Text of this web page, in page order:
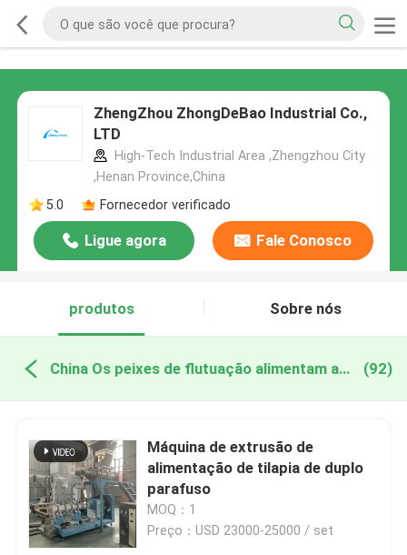
ZhengZhou ZhongDeBao Industrial Co.,
LTD
High-Tech Industrial Area ,Zhengzhou City
,Henan Province,China
5.0
Fornecedor verificado
Ligue agora Fale Conosco
produtos Sobre nós
China Os peixes de flutuação alimentam a linha de produção (92)
Máquina de extrusão de
alimentação de tilapia de duplo
parafuso
MOQ：1
Preço：USD 23000-25000 / set